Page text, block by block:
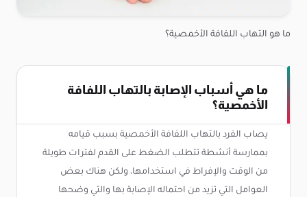
ما هو التهاب اللفافة الأخمصية؟
ما هي أسباب الإصابة بالتهاب اللفافة
الأخمصية؟
يصاب الفرد بالتهاب اللفافة الأخمصية بسبب قيامه
بممارسة أنشطة تتطلب الضغط على القدم لفترات طويلة
من الوقت والإفراط في استخدامها، ولكن هناك بعض
العوامل التي تزيد من احتماله الإصابة بها والتي وضحها